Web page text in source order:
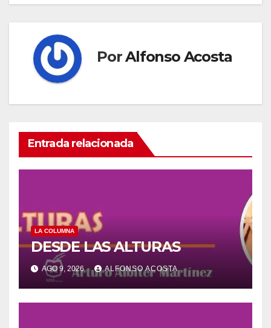
PorAlfonso Acosta
Entrada relacionada
LA COLUMNA
DESDE LAS ALTURAS
AGO 9, 2026 ALFONSO ACOSTA